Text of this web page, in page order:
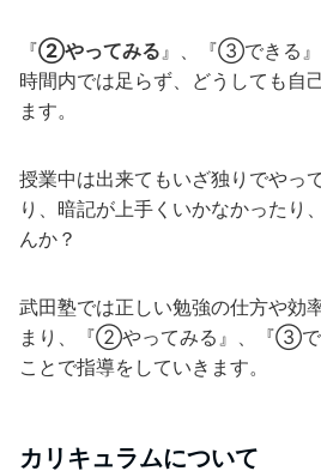
『②やってみる』、『③できる』
時間内では足らず、どうしても自
ます。
授業中は出来てもいざ独りでやっ
り、暗記が上手くいかなかったり
んか？
武田塾では正しい勉強の仕方や効
まり、『②やってみる』、『③で
ことで指導をしていきます。
カリキュラムについて